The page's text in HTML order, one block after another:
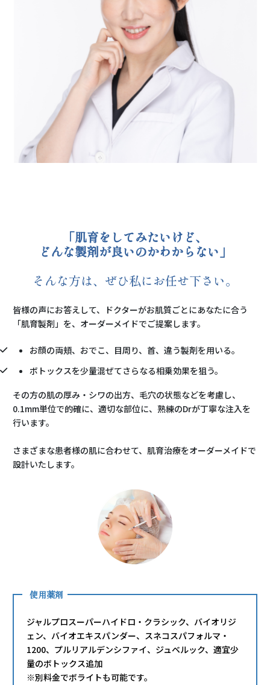
「肌育をしてみたいけど、
どんな製剤が良いのかわからない」
そんな方は、ぜひ私にお任せ下さい。
皆様の声にお答えして、ドクターがお肌質ごとにあなたに合う
「肌育製剤」を、オーダーメイドでご提案します。
お顔の両頬、おでこ、目周り、首、違う製剤を用いる。
ボトックスを少量混ぜてさらなる相乗効果を狙う。
その方の肌の厚み・シワの出方、毛穴の状態などを考慮し、
0.1mm単位で的確に、適切な部位に、熟練のDrが丁寧な注入を
行います。
さまざまな患者様の肌に合わせて、肌育治療をオーダーメイドで
設計いたします。
使用薬剤
ジャルプロスーパーハイドロ・クラシック、バイオリジ
ェン、バイオエキスパンダー、スネコスパフォルマ・
1200、プルリアルデンシファイ、ジュベルック、適宜少
量のボトックス追加
※別料金でボライトも可能です。